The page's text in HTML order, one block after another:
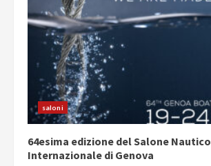
saloni
64esima edizione del Salone Nautico
Internazionale di Genova